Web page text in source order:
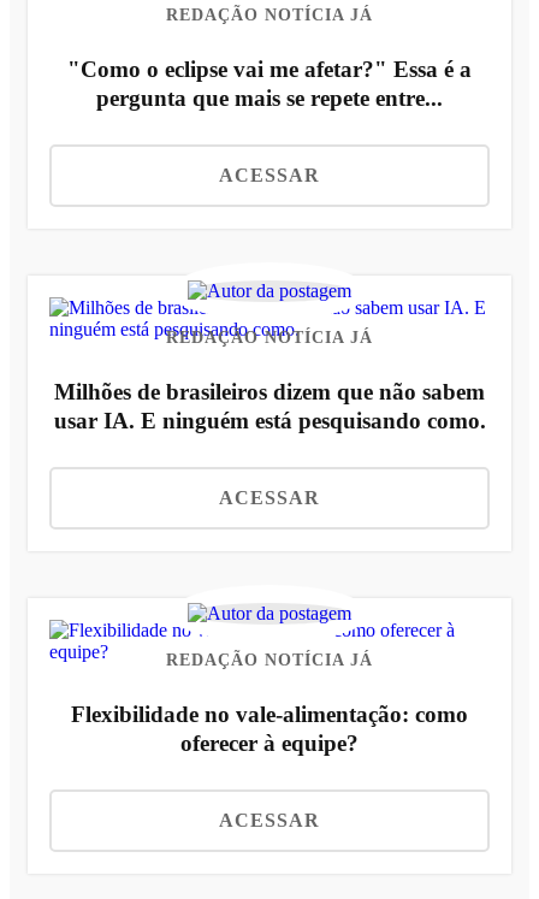
REDAÇÃO NOTÍCIA JÁ
"Como o eclipse vai me afetar?" Essa é a
pergunta que mais se repete entre...
ACESSAR
REDAÇÃO NOTÍCIA JÁ
Milhões de brasileiros dizem que não sabem
usar IA. E ninguém está pesquisando como.
ACESSAR
REDAÇÃO NOTÍCIA JÁ
Flexibilidade no vale-alimentação: como
oferecer à equipe?
ACESSAR